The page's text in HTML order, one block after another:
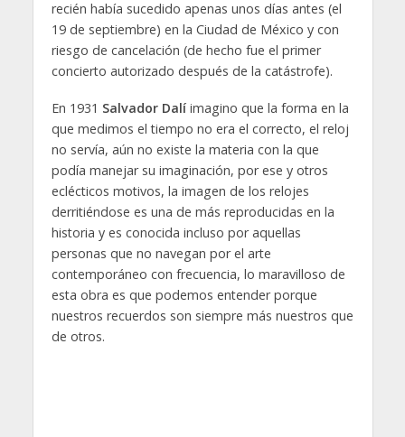
recién había sucedido apenas unos días antes (el
19 de septiembre) en la Ciudad de México y con
riesgo de cancelación (de hecho fue el primer
concierto autorizado después de la catástrofe).
En 1931 Salvador Dalí imagino que la forma en la
que medimos el tiempo no era el correcto, el reloj
no servía, aún no existe la materia con la que
podía manejar su imaginación, por ese y otros
eclécticos motivos, la imagen de los relojes
derritiéndose es una de más reproducidas en la
historia y es conocida incluso por aquellas
personas que no navegan por el arte
contemporáneo con frecuencia, lo maravilloso de
esta obra es que podemos entender porque
nuestros recuerdos son siempre más nuestros que
de otros.